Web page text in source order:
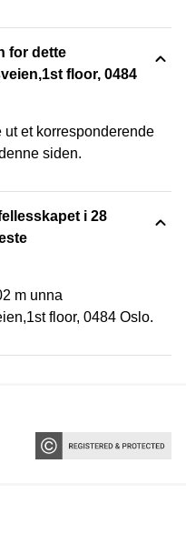
for dette
floor, 0484
et korresponderende
siden.
i 28
m unna
floor, 0484 Oslo.